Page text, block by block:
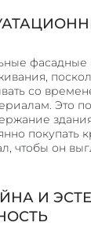
фасадные
со
Это
покупать
чтобы он
И